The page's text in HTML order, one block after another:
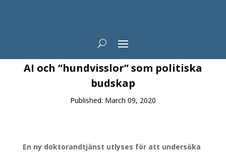
News
AI och “hundvisslor” som politiska
budskap
Published: March 09, 2020
En ny doktorandtjänst utlyses för att undersöka